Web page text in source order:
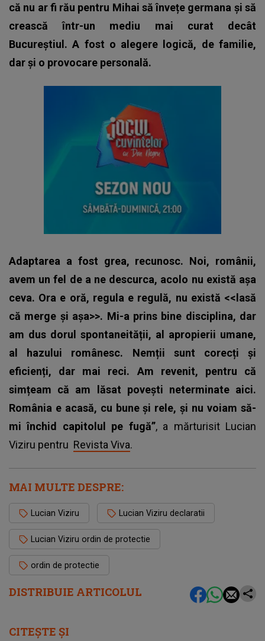
DISTRIBUIE ARTICOLUL
că nu ar fi rău pentru Mihai să învețe germana și să
crească într-un mediu mai curat decât
Bucureștiul. A fost o alegere logică, de familie,
dar și o provocare personală.
Adaptarea a fost grea, recunosc. Noi, românii,
avem un fel de a ne descurca, acolo nu există așa
ceva. Ora e oră, regula e regulă, nu există <<lasă
că merge și așa>>. Mi-a prins bine disciplina, dar
am dus dorul spontaneității, al apropierii umane,
al hazului românesc. Nemții sunt corecți și
eficienți, dar mai reci. Am revenit, pentru că
simțeam că am lăsat povești neterminate aici.
România e acasă, cu bune și rele, și nu voiam să-
mi închid capitolul pe fugă”, a mărturisit Lucian
Viziru pentru Revista Viva.
MAI MULTE DESPRE:
Lucian Viziru Lucian Viziru declaratii
Lucian Viziru ordin de protectie
ordin de protectie
CITEȘTE ȘI